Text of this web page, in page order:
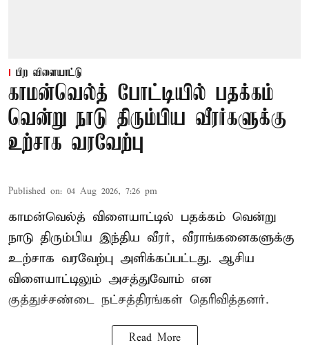
பிற விளையாட்டு
காமன்வெல்த் போட்டியில் பதக்கம்
வென்று நாடு திரும்பிய வீரர்களுக்கு
உற்சாக வரவேற்பு
Published on: 04 Aug 2026, 7:26 pm
காமன்வெல்த் விளையாட்டில் பதக்கம் வென்று
நாடு திரும்பிய இந்திய வீரர், வீராங்கனைகளுக்கு
உற்சாக வரவேற்பு அளிக்கப்பட்டது. ஆசிய
விளையாட்டிலும் அசத்துவோம் என
குத்துச்சண்டை நட்சத்திரங்கள் தெரிவித்தனர்.
Read More